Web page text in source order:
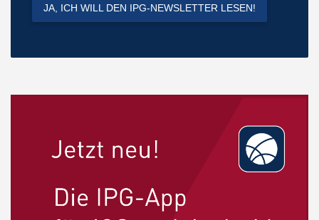
JA, ICH WILL DEN IPG-NEWSLETTER LESEN!